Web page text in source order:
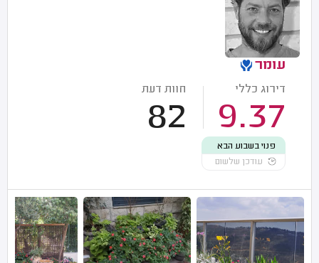
עומר
דירוג כללי
9.37
חוות דעת
82
פנוי בשבוע הבא
עודכן שלשום